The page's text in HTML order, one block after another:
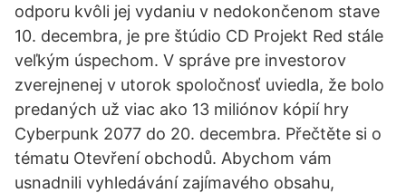
odporu kvôli jej vydaniu v nedokončenom stave
10. decembra, je pre štúdio CD Projekt Red stále
veľkým úspechom. V správe pre investorov
zverejnenej v utorok spoločnosť uviedla, že bolo
predaných už viac ako 13 miliónov kópií hry
Cyberpunk 2077 do 20. decembra. Přečtěte si o
tématu Otevření obchodů. Abychom vám
usnadnili vyhledávání zajímavého obsahu,